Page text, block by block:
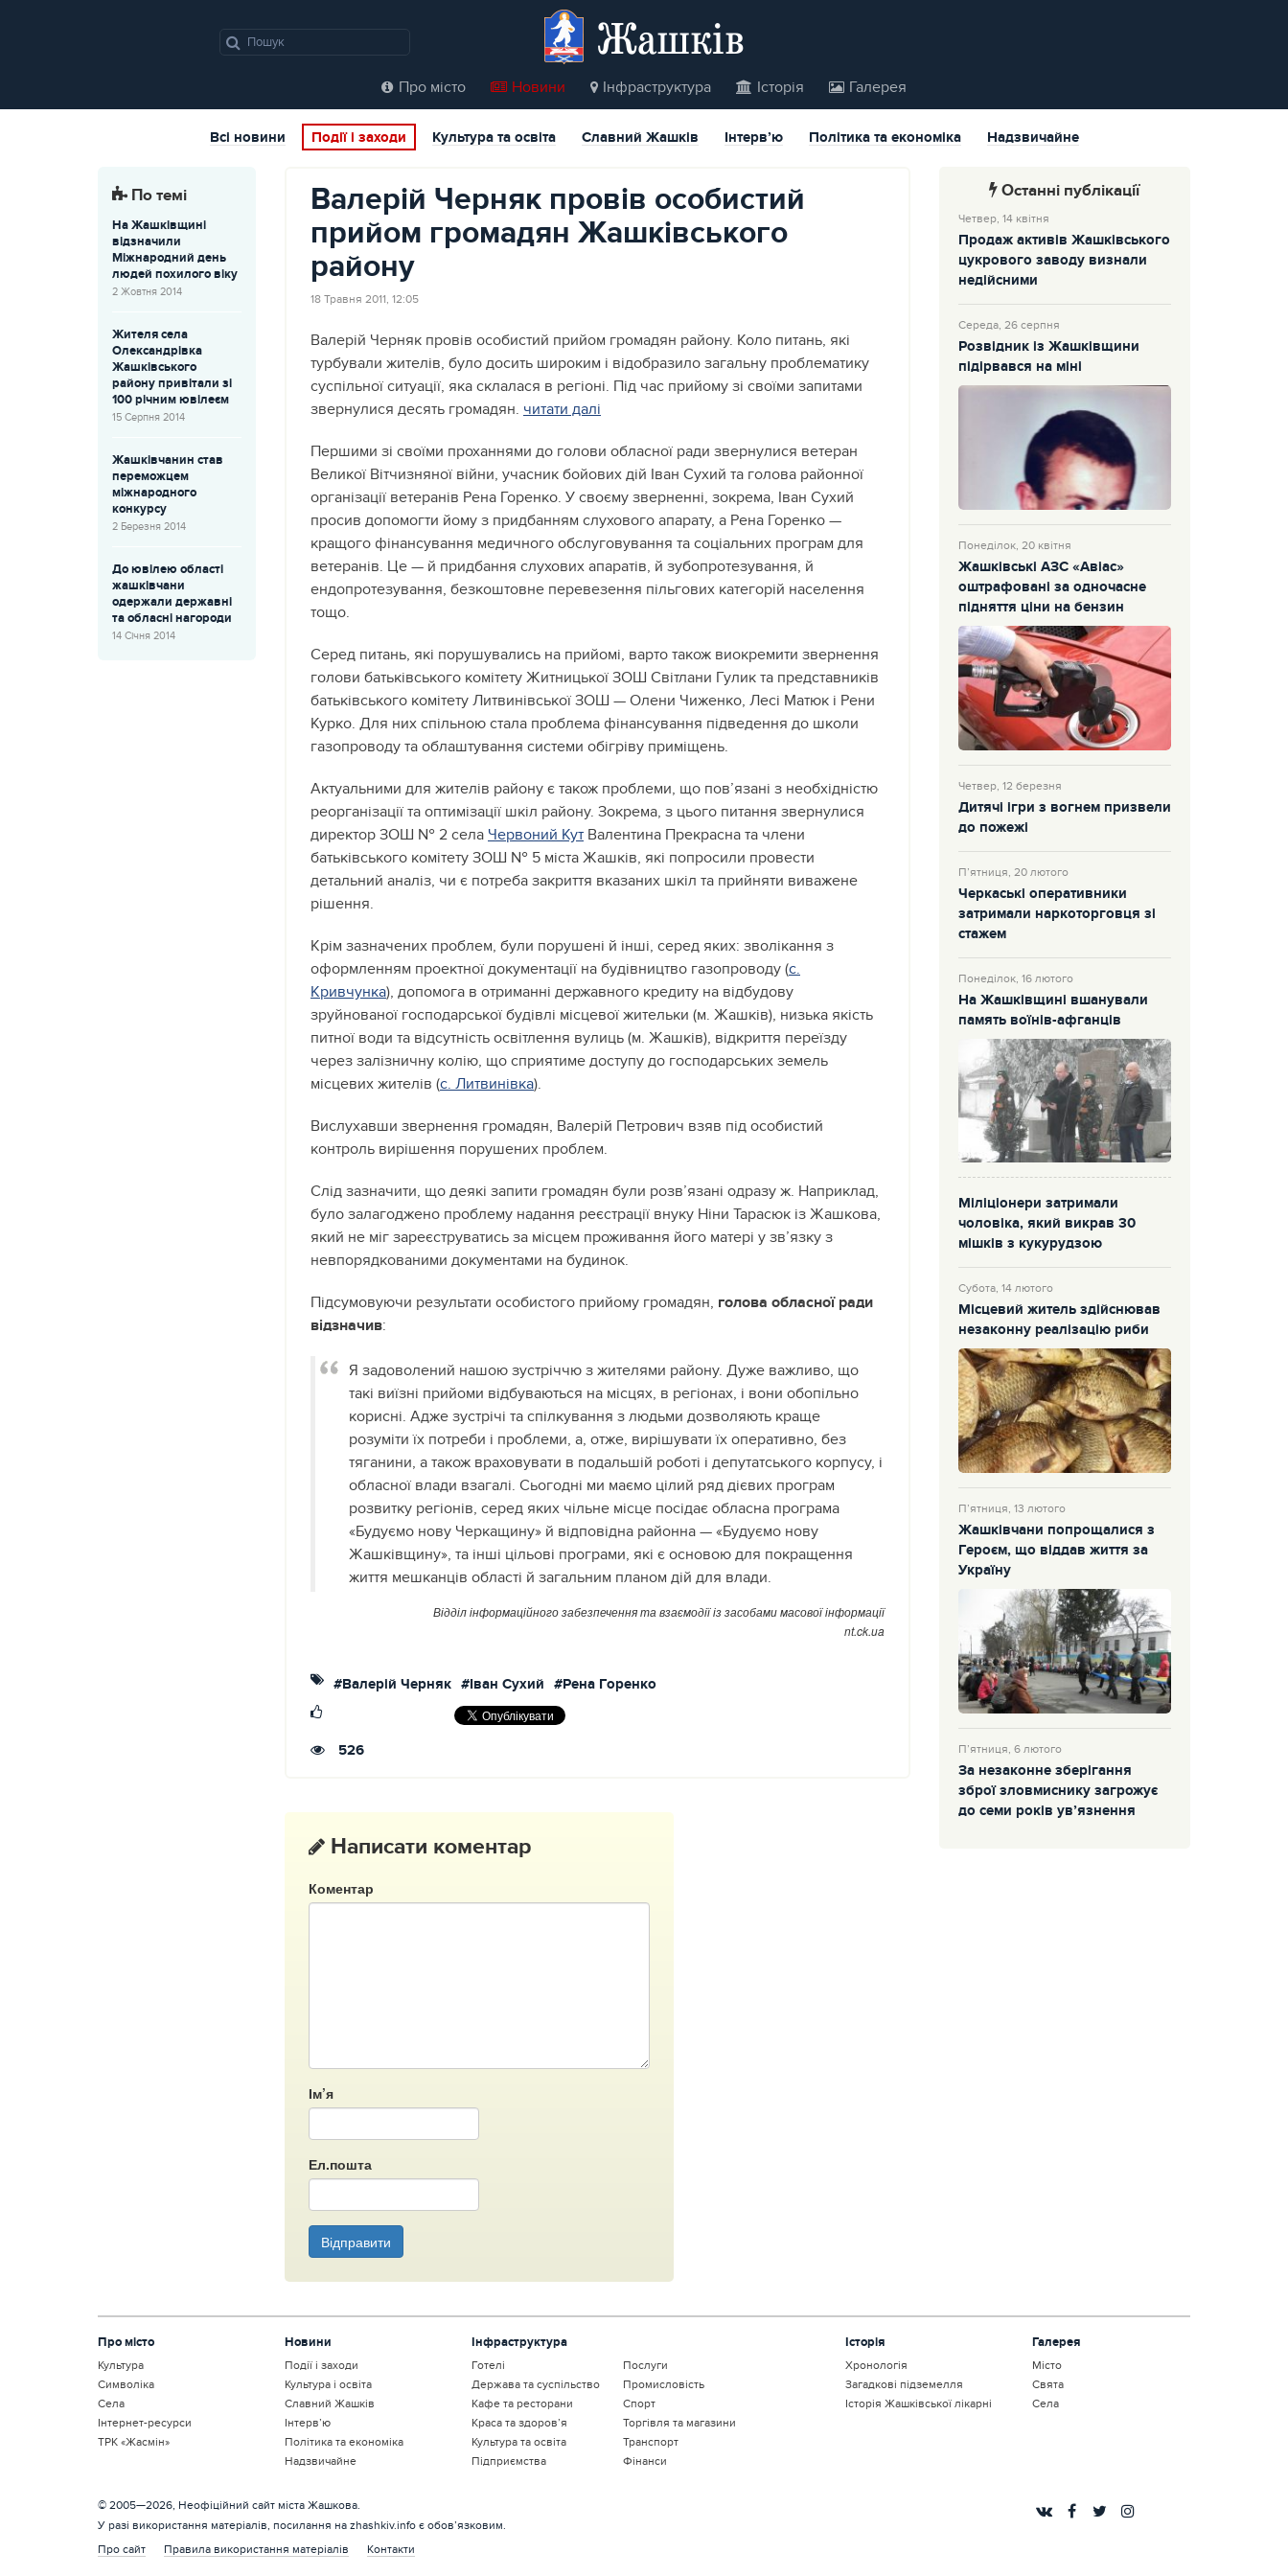
Жашків
Про місто Новини Інфраструктура Історія Галерея
Всі новини Події і заходи Культура та освіта Славний Жашків Інтерв’ю Політика та економіка Надзвичайне
По темі
На Жашківщині
відзначили
Міжнародний день
людей похилого віку
2 Жовтня 2014
Жителя села
Олександрівка
Жашківського
району привітали зі
100 річним ювілеєм
15 Серпня 2014
Жашківчанин став
переможцем
міжнародного
конкурсу
2 Березня 2014
До ювілею області
жашківчани
одержали державні
та обласні нагороди
14 Січня 2014
Валерій Черняк провів особистий
прийом громадян Жашківського
району
18 Травня 2011, 12:05
Валерій Черняк провів особистий прийом громадян району. Коло питань, які
турбували жителів, було досить широким і відобразило загальну проблематику
суспільної ситуації, яка склалася в регіоні. Під час прийому зі своїми запитами
звернулися десять громадян. читати далі
Першими зі своїми проханнями до голови обласної ради звернулися ветеран
Великої Вітчизняної війни, учасник бойових дій Іван Сухий та голова районної
організації ветеранів Рена Горенко. У своєму зверненні, зокрема, Іван Сухий
просив допомогти йому з придбанням слухового апарату, а Рена Горенко —
кращого фінансування медичного обслуговування та соціальних програм для
ветеранів. Це — й придбання слухових апаратів, й зубопротезування, й
ендопротезування, безкоштовне перевезення пільгових категорій населення
тощо.
Серед питань, які порушувались на прийомі, варто також виокремити звернення
голови батьківського комітету Житницької ЗОШ Світлани Гулик та представників
батьківського комітету Литвинівської ЗОШ — Олени Чиженко, Лесі Матюк і Рени
Курко. Для них спільною стала проблема фінансування підведення до школи
газопроводу та облаштування системи обігріву приміщень.
Актуальними для жителів району є також проблеми, що пов’язані з необхідністю
реорганізації та оптимізації шкіл району. Зокрема, з цього питання звернулися
директор ЗОШ № 2 села Червоний Кут Валентина Прекрасна та члени
батьківського комітету ЗОШ № 5 міста Жашків, які попросили провести
детальний аналіз, чи є потреба закриття вказаних шкіл та прийняти виважене
рішення.
Крім зазначених проблем, були порушені й інші, серед яких: зволікання з
оформленням проектної документації на будівництво газопроводу (с.
Кривчунка), допомога в отриманні державного кредиту на відбудову
зруйнованої господарської будівлі місцевої жительки (м. Жашків), низька якість
питної води та відсутність освітлення вулиць (м. Жашків), відкриття переїзду
через залізничну колію, що сприятиме доступу до господарських земель
місцевих жителів (с. Литвинівка).
Вислухавши звернення громадян, Валерій Петрович взяв під особистий
контроль вирішення порушених проблем.
Слід зазначити, що деякі запити громадян були розв’язані одразу ж. Наприклад,
було залагоджено проблему надання реєстрації внуку Ніни Тарасюк із Жашкова,
який не міг зареєструватись за місцем проживання його матері у зв’язку з
невпорядкованими документами на будинок.
Підсумовуючи результати особистого прийому громадян, голова обласної ради
відзначив:
Я задоволений нашою зустріччю з жителями району. Дуже важливо, що
такі виїзні прийоми відбуваються на місцях, в регіонах, і вони обопільно
корисні. Адже зустрічі та спілкування з людьми дозволяють краще
розуміти їх потреби і проблеми, а, отже, вирішувати їх оперативно, без
тяганини, а також враховувати в подальшій роботі і депутатського корпусу, і
обласної влади взагалі. Сьогодні ми маємо цілий ряд дієвих програм
розвитку регіонів, серед яких чільне місце посідає обласна програма
«Будуємо нову Черкащину» й відповідна районна — «Будуємо нову
Жашківщину», та інші цільові програми, які є основою для покращення
життя мешканців області й загальним планом дій для влади.
Відділ інформаційного забезпечення та взаємодії із засобами масової інформації
nt.ck.ua
#Валерій Черняк #Іван Сухий #Рена Горенко
526
Написати коментар
Коментар
Ім’я
Ел.пошта
Відправити
Останні публікації
Четвер, 14 квітня
Продаж активів Жашківського
цукрового заводу визнали
недійсними
Середа, 26 серпня
Розвідник із Жашківщини
підірвався на міні
Понеділок, 20 квітня
Жашківські АЗС «Авіас»
оштрафовані за одночасне
підняття ціни на бензин
Четвер, 12 березня
Дитячі ігри з вогнем призвели
до пожежі
П’ятниця, 20 лютого
Черкаські оперативники
затримали наркоторговця зі
стажем
Понеділок, 16 лютого
На Жашківщині вшанували
память воїнів-афганців
Міліціонери затримали
чоловіка, який викрав 30
мішків з кукурудзою
Субота, 14 лютого
Місцевий житель здійснював
незаконну реалізацію риби
П’ятниця, 13 лютого
Жашківчани попрощалися з
Героєм, що віддав життя за
Україну
П’ятниця, 6 лютого
За незаконне зберігання
зброї зловмиснику загрожує
до семи років ув’язнення
Про місто
Культура
Символіка
Села
Інтернет-ресурси
ТРК «Жасмін»
Новини
Події і заходи
Культура і освіта
Славний Жашків
Інтерв’ю
Політика та економіка
Надзвичайне
Інфраструктура
Готелі
Держава та суспільство
Кафе та ресторани
Краса та здоров’я
Культура та освіта
Підприємства
Послуги
Промисловість
Спорт
Торгівля та магазини
Транспорт
Фінанси
Історія
Хронологія
Загадкові підземелля
Історія Жашківської лікарні
Галерея
Місто
Свята
Села
© 2005—2026, Неофіційний сайт міста Жашкова.
У разі використання матеріалів, посилання на zhashkiv.info є обов’язковим.
Про сайт
Правила використання матеріалів Контакти